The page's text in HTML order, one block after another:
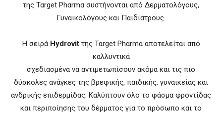
της Ταrget Phαrmα συστήνονται από Δερματολόγους,
Γυναικολόγους και Παιδίατρους.
Η σειρά Hydrovitτης Ταrget Phαrmα αποτελείται από
καλλυντικά
σχεδιασμένα να αντιμετωπίσουν ακόμα και τις πιο
δύσκολες ανάγκες της βρεφικής, παιδικής, γυναικείας και
ανδρικής επιδερμίδας. Καλύπτουν όλο το φάσμα φροντίδας
και περιποίησης του δέρματος για το πρόσωπο και το